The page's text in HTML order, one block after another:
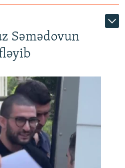
Səmədovun